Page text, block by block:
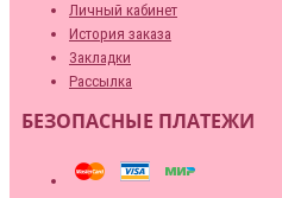
Личный кабинет
История заказа
Закладки
Рассылка
БЕЗОПАСНЫЕ ПЛАТЕЖИ